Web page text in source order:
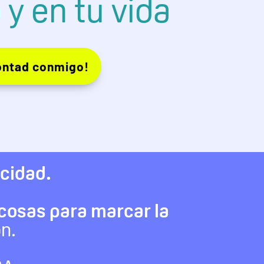
en tu vida
conmigo!
para marcar la